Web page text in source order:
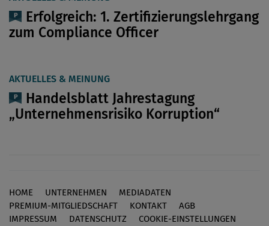
Erfolgreich: 1. Zertifizierungslehrgang
zum Compliance Officer
AKTUELLES & MEINUNG
Handelsblatt Jahrestagung
„Unternehmensrisiko Korruption“
Footer
HOME UNTERNEHMEN
MEDIADATEN
PREMIUM-MITGLIEDSCHAFT
KONTAKT
AGB
IMPRESSUM
DATENSCHUTZ COOKIE-EINSTELLUNGEN